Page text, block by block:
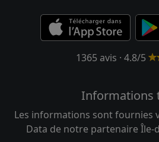
1365 avis · 4.8/5
Informations
Les informations sont fournies
Data de notre partenaire Île-